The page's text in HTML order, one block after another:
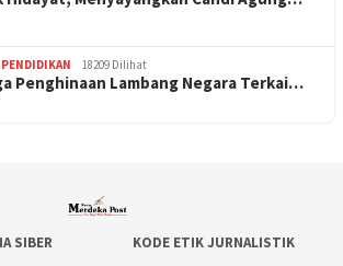
PENDIDIKAN 18209 Dilihat
Penghinaan Lambang Negara Terkai…
SIBER
KODE ETIK JURNALISTIK